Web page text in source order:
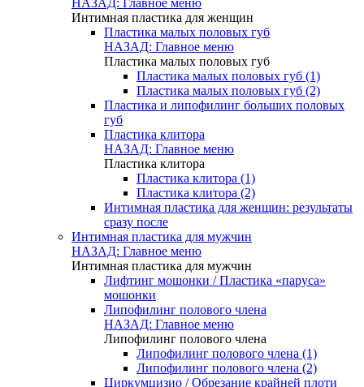
НАЗАД: Главное меню
Интимная пластика для женщин
Пластика малых половых губ
НАЗАД: Главное меню
Пластика малых половых губ
Пластика малых половых губ (1)
Пластика малых половых губ (2)
Пластика и липофилинг больших половых
губ
Пластика клитора
НАЗАД: Главное меню
Пластика клитора
Пластика клитора (1)
Пластика клитора (2)
Интимная пластика для женщин: результаты
сразу после
Интимная пластика для мужчин
НАЗАД: Главное меню
Интимная пластика для мужчин
Лифтинг мошонки / Пластика «паруса»
мошонки
Липофилинг полового члена
НАЗАД: Главное меню
Липофилинг полового члена
Липофилинг полового члена (1)
Липофилинг полового члена (2)
Циркумцизио / Обрезание крайней плоти